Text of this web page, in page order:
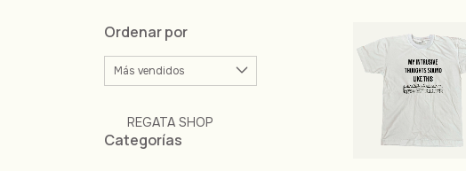
Ordenar por
REGATA SHOP
Categorías